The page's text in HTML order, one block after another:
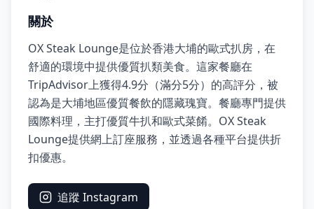
關於
OX Steak Lounge是位於香港大埔的歐式扒房，在
舒適的環境中提供優質扒類美食。這家餐廳在
TripAdvisor上獲得4.9分（滿分5分）的高評分，被
認為是大埔地區優質餐飲的隱藏瑰寶。餐廳專門提供
國際料理，主打優質牛扒和歐式菜餚。OX Steak
Lounge提供網上訂座服務，並透過各種平台提供折
扣優惠。
追蹤 Instagram